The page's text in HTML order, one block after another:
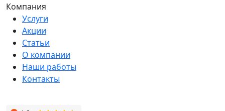
Компания
Услуги
Акции
Статьи
О компании
Наши работы
Контакты